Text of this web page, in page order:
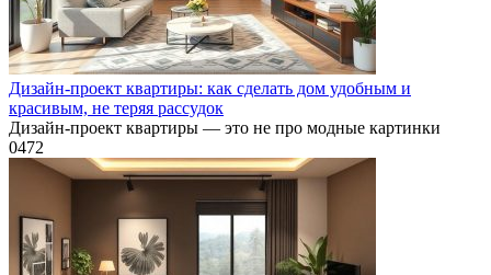
Дизайн-проект квартиры: как сделать дом удобным и
красивым, не теряя рассудок
Дизайн-проект квартиры — это не про модные картинки
0472